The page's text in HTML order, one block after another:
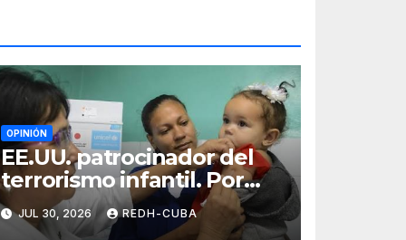
OPINIÓN
EE.UU. patrocinador del
terrorismo infantil. Por
Ramón Pedregal
Casanova
JUL 30, 2026 REDH-CUBA